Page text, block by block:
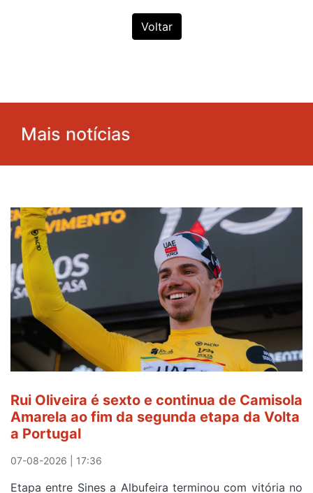
Voltar
Mais notícias
Rui Oliveira é sexto e continua de Camisola
Amarela ao fim da segunda etapa da Volta
a Portugal
07-08-2026 | 17:36
Etapa entre Sines a Albufeira terminou com vitória no